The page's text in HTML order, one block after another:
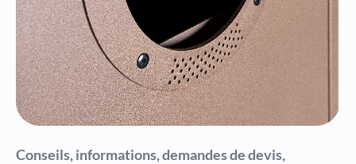
Conseils, informations, demandes de devis,